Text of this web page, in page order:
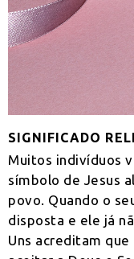
SIGNIFICADO
Muitos indivíduos
símbolo de Jesus
povo. Quando o
disposta e ele já
Uns acreditam